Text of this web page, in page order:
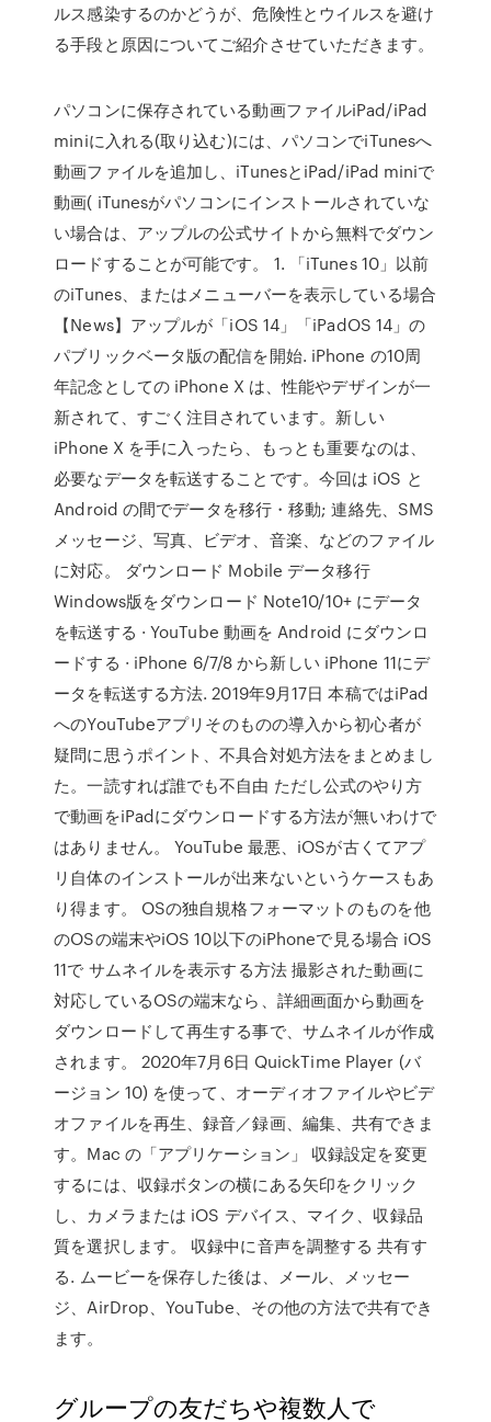
ルス感染するのかどうが、危険性とウイルスを避け
る手段と原因についてご紹介させていただきます。
パソコンに保存されている動画ファイルiPad/iPad
miniに入れる(取り込む)には、パソコンでiTunesへ
動画ファイルを追加し、iTunesとiPad/iPad miniで
動画( iTunesがパソコンにインストールされていな
い場合は、アップルの公式サイトから無料でダウン
ロードすることが可能です。 1. 「iTunes 10」以前
のiTunes、またはメニューバーを表示している場合
【News】アップルが「iOS 14」「iPadOS 14」の
パブリックベータ版の配信を開始. iPhone の10周
年記念としての iPhone X は、性能やデザインが一
新されて、すごく注目されています。新しい
iPhone X を手に入ったら、もっとも重要なのは、
必要なデータを転送することです。今回は iOS と
Android の間でデータを移行・移動; 連絡先、SMS
メッセージ、写真、ビデオ、音楽、などのファイル
に対応。 ダウンロード Mobile データ移行
Windows版をダウンロード Note10/10+ にデータ
を転送する · YouTube 動画を Android にダウンロ
ードする · iPhone 6/7/8 から新しい iPhone 11にデ
ータを転送する方法. 2019年9月17日 本稿ではiPad
へのYouTubeアプリそのものの導入から初心者が
疑問に思うポイント、不具合対処方法をまとめまし
た。一読すれば誰でも不自由 ただし公式のやり方
で動画をiPadにダウンロードする方法が無いわけで
はありません。 YouTube 最悪、iOSが古くてアプ
リ自体のインストールが出来ないというケースもあ
り得ます。 OSの独自規格フォーマットのものを他
のOSの端末やiOS 10以下のiPhoneで見る場合 iOS
11で サムネイルを表示する方法 撮影された動画に
対応しているOSの端末なら、詳細画面から動画を
ダウンロードして再生する事で、サムネイルが作成
されます。 2020年7月6日 QuickTime Player (バ
ージョン 10) を使って、オーディオファイルやビデ
オファイルを再生、録音／録画、編集、共有できま
す。Mac の「アプリケーション」 収録設定を変更
するには、収録ボタンの横にある矢印をクリック
し、カメラまたは iOS デバイス、マイク、収録品
質を選択します。 収録中に音声を調整する 共有す
る. ムービーを保存した後は、メール、メッセー
ジ、AirDrop、YouTube、その他の方法で共有でき
ます。
グループの友だちや複数人で